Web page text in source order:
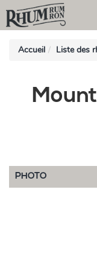
Accueil Liste des
PHOTO